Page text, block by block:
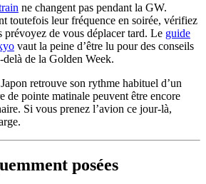
ne changent pas pendant la GW.
toutefois leur fréquence en soirée, vérifiez
prévoyez de vous déplacer tard. Le guide
vaut la peine d’être lu pour des conseils
de la Golden Week.
retrouve son rythme habituel d’un
de pointe matinale peuvent être encore
Si vous prenez l’avion ce jour-là,
posées